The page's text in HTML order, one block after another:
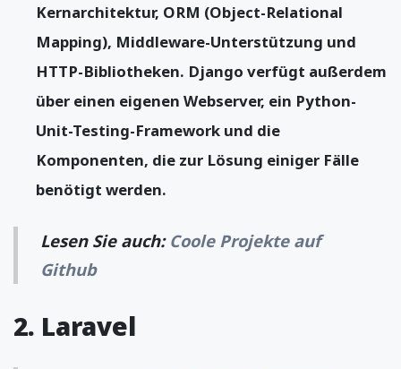
Kernarchitektur, ORM (Object-Relational
Mapping), Middleware-Unterstützung und
HTTP-Bibliotheken. Django verfügt außerdem
über einen eigenen Webserver, ein Python-
Unit-Testing-Framework und die
Komponenten, die zur Lösung einiger Fälle
benötigt werden.
Lesen Sie auch: Coole Projekte auf
Github
2. Laravel